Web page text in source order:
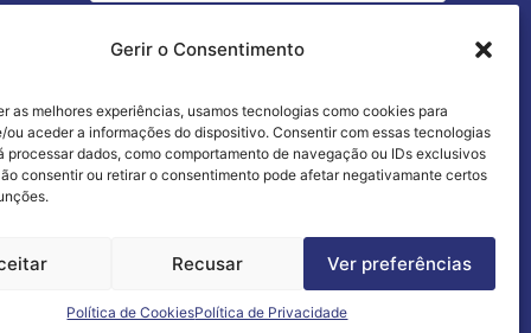
Gerir o Consentimento
as melhores experiências, usamos tecnologias como cookies para
ou aceder a informações do dispositivo. Consentir com essas tecnologias
processar dados, como comportamento de navegação ou IDs exclusivos
consentir ou retirar o consentimento pode afetar negativamante certos
Recusar Ver preferências
Política de CookiesPolítica de Privacidade
Submeter
Criamos a cozinha perfeita para o seu
sucesso gastronómico!
Termos e Condições Livro de Reclamações